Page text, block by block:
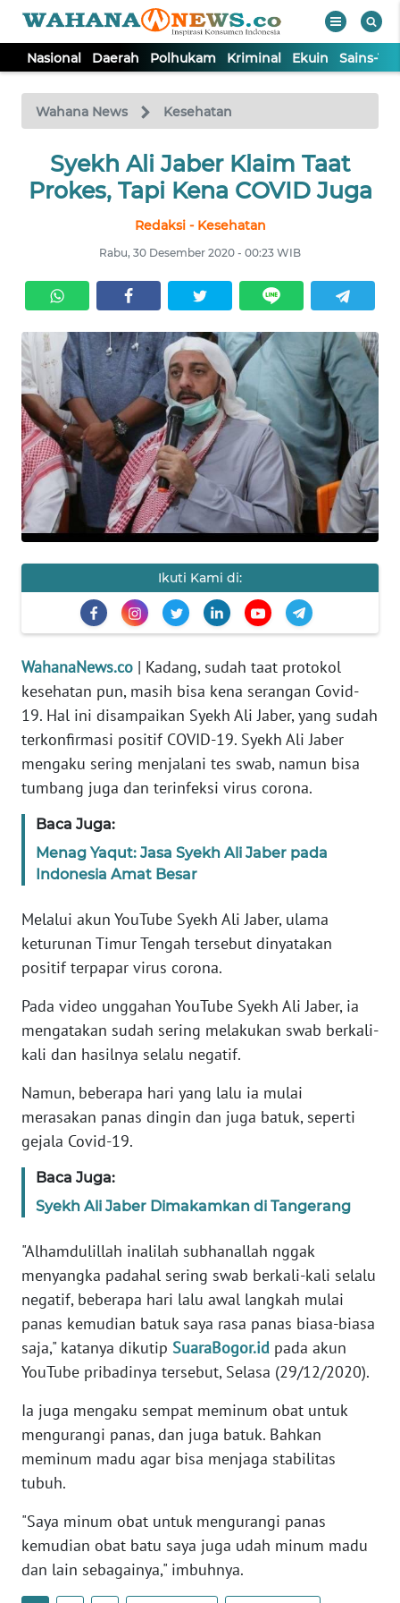
Nasional Daerah Polhukam Kriminal Ekuin Sains-
Wahana News Kesehatan
Syekh Ali Jaber Klaim Taat
Prokes, Tapi Kena COVID Juga
Redaksi - Kesehatan
Rabu, 30 Desember 2020 - 00:23 WIB
Ikuti Kami di:
WahanaNews.co | Kadang, sudah taat protokol
kesehatan pun, masih bisa kena serangan Covid-
19. Hal ini disampaikan Syekh Ali Jaber, yang sudah
terkonfirmasi positif COVID-19. Syekh Ali Jaber
mengaku sering menjalani tes swab, namun bisa
tumbang juga dan terinfeksi virus corona.
Baca Juga:
Menag Yaqut: Jasa Syekh Ali Jaber pada
Indonesia Amat Besar
Melalui akun YouTube Syekh Ali Jaber, ulama
keturunan Timur Tengah tersebut dinyatakan
positif terpapar virus corona.
Pada video unggahan YouTube Syekh Ali Jaber, ia
mengatakan sudah sering melakukan swab berkali-
kali dan hasilnya selalu negatif.
Namun, beberapa hari yang lalu ia mulai
merasakan panas dingin dan juga batuk, seperti
gejala Covid-19.
Baca Juga:
Syekh Ali Jaber Dimakamkan di Tangerang
"Alhamdulillah inalilah subhanallah nggak
menyangka padahal sering swab berkali-kali selalu
negatif, beberapa hari lalu awal langkah mulai
panas kemudian batuk saya rasa panas biasa-biasa
saja," katanya dikutip SuaraBogor.id pada akun
YouTube pribadinya tersebut, Selasa (29/12/2020).
Ia juga mengaku sempat meminum obat untuk
mengurangi panas, dan juga batuk. Bahkan
meminum madu agar bisa menjaga stabilitas
tubuh.
"Saya minum obat untuk mengurangi panas
kemudian obat batu saya juga udah minum madu
dan lain sebagainya," imbuhnya.
TV
Tutup
NASIONAL
KRIMINAL
EKUIN
SAINS-TEKNO
KESEHATAN
INTERNASIONAL
SERBA-SERBI
PENDIDIKAN
OLAHRAGA
OPINI
EDITORIAL
INDEKS
BERITA
KONTAK
IKLAN
TENTANG
KAMI
PEDOMAN
SIBER
REDAKSI
KARIR
DISCLAIMER
Wahana
News
Regional
WN
SUMUT
WN
WN
JABAR